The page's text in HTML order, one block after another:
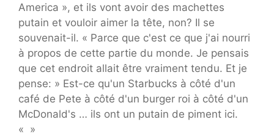
America », et ils vont avoir des machettes
putain et vouloir aimer la tête, non? Il se
souvenait-il. « Parce que c'est ce que j'ai nourri
à propos de cette partie du monde. Je pensais
que cet endroit allait être vraiment tendu. Et je
pense: » Est-ce qu'un Starbucks à côté d'un
café de Pete à côté d'un burger roi à côté d'un
McDonald's … ils ont un putain de piment ici.
« »